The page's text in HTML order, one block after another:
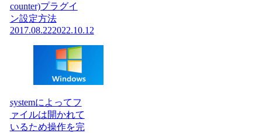
counter)プラグイ
ン設定方法
2017.08.222022.10.12
systemによってフ
ァイルは開かれて
いるため操作を完